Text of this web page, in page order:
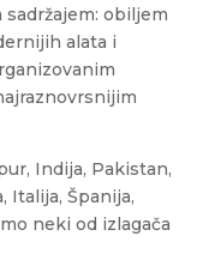
obiljem
alata i
Indija, Pakistan,
Italija, Španija,
neki od izlagača